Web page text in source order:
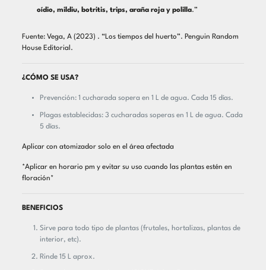
oídio, mildiu, botritis, trips, araña roja y polilla.”
Fuente: Vega, A (2023) . “Los tiempos del huerto”. Penguin Random
House Editorial.
¿CÓMO SE USA?
Prevención: 1 cucharada sopera en 1 L de agua. Cada 15 días.
Plagas establecidas: 3 cucharadas soperas en 1 L de agua. Cada
5 días.
Aplicar con atomizador solo en el área afectada
*Aplicar en horario pm y evitar su uso cuando las plantas estén en
floración*
BENEFICIOS
Sirve para todo tipo de plantas (frutales, hortalizas, plantas de
interior, etc).
Rinde 15 L aprox.